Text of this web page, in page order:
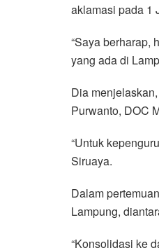
aklamasi pada 1
“Saya berharap,
yang ada di
Dia
Purwanto, DOC
“Untuk
Siruaya.
Dalam
Lampung,
“Konsolidasi ke